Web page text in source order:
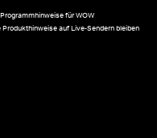
für WOW
auf Live-Sendern bleiben